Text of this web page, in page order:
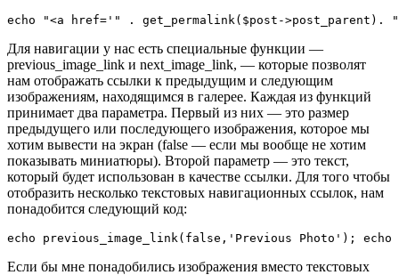
echo "<a href='" . get_permalink($post-
Для навигации у нас есть специальные функции —
previous_image_link и next_image_link, — которые позволят
нам отображать ссылки к предыдущим и следующим
изображениям, находящимся в галерее. Каждая из функций
принимает два параметра. Первый из них — это размер
предыдущего или последующего изображения, которое мы
хотим вывести на экран (false — если мы вообще не хотим
показывать миниатюры). Второй параметр — это текст,
который будет использован в качестве ссылки. Для того чтобы
отобразить несколько текстовых навигационных ссылок, нам
понадобится следующий код:
echo previous_image_link(false,'Previous Photo');
Если бы мне понадобились изображения вместо текстовых